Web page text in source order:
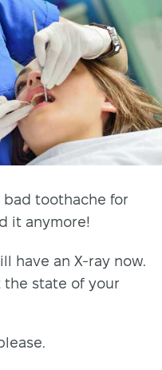
bad toothache for
it anymore!
have an X-ray now.
the state of your